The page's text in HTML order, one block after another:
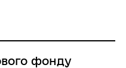
фонду